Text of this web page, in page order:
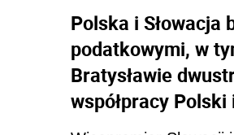
Polska i Słowacja
podatkowymi, w
Bratysławie
współpracy